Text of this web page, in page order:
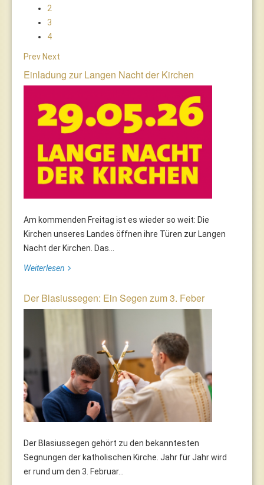
2
3
4
PrevNext
Einladung zur Langen Nacht der Kirchen
Am kommenden Freitag ist es wieder so weit: Die
Kirchen unseres Landes öffnen ihre Türen zur Langen
Nacht der Kirchen. Das...
Weiterlesen
Der Blasiussegen: Ein Segen zum 3. Feber
Der Blasiussegen gehört zu den bekanntesten
Segnungen der katholischen Kirche. Jahr für Jahr wird
er rund um den 3. Februar...